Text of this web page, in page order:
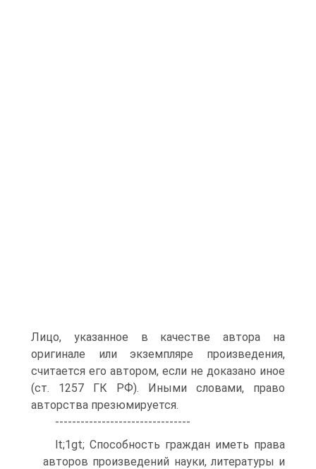
Лицо, указанное в качестве автора на
оригинале или экземпляре произведения,
считается его автором, если не доказано иное
(ст. 1257 ГК РФ). Иными словами, право
авторства презюмируется.
--------------------------------
lt;1gt; Способность граждан иметь права
авторов произведений науки, литературы и